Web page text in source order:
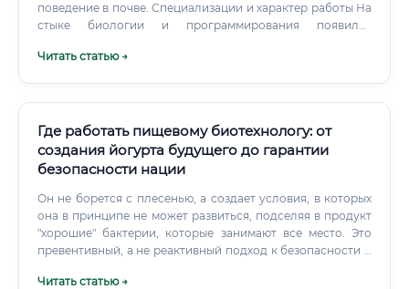
поведение в почве. Специализации и характер работы На
стыке биологии и программирования появился
Читать статью →
Где работать пищевому биотехнологу: от
создания йогурта будущего до гарантии
безопасности нации
Он не борется с плесенью, а создает условия, в которых
она в принципе не может развиться, подселяя в продукт
"хорошие" бактерии, которые занимают все место. Это
превентивный, а не реактивный подход к безопасности и
Читать статью →